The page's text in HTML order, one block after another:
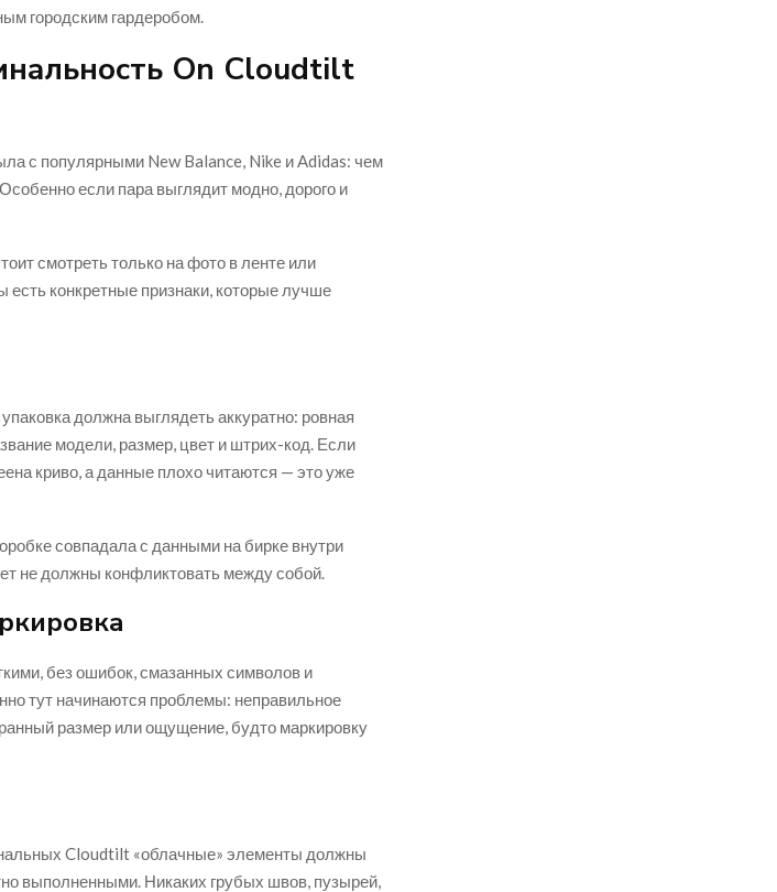
городским гардеробом.
On Cloudtilt
с популярными New Balance, Nike и Adidas: чем
если пара выглядит модно, дорого и
смотреть только на фото в ленте или
есть конкретные признаки, которые лучше
должна выглядеть аккуратно: ровная
модели, размер, цвет и штрих-код. Если
криво, а данные плохо читаются — это уже
совпадала с данными на бирке внутри
не должны конфликтовать между собой.
без ошибок, смазанных символов и
тут начинаются проблемы: неправильное
размер или ощущение, будто маркировку
Cloudtilt «облачные» элементы должны
выполненными. Никаких грубых швов, пузырей,